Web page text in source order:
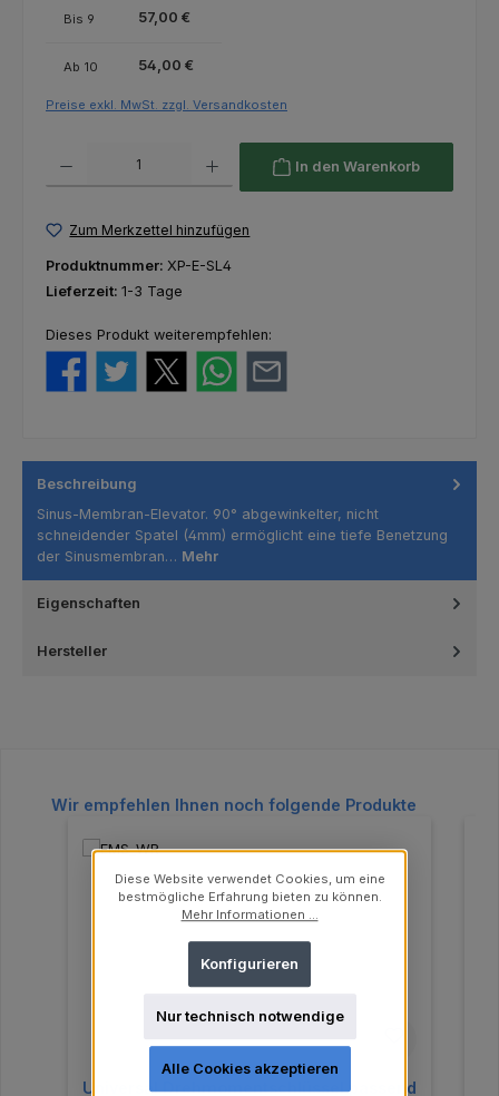
Bis 9 57,00 €
Ab 10 54,00 €
Preise exkl. MwSt. zzgl. Versandkosten
In den Warenkorb
Zum Merkzettel hinzufügen
Produktnummer: XP-E-SL4
Lieferzeit: 1-3 Tage
Dieses Produkt weiterempfehlen:
Beschreibung
Sinus-Membran-Elevator. 90° abgewinkelter, nicht
schneidender Spatel (4mm) ermöglicht eine tiefe Benetzung
der Sinusmembran… Mehr
Eigenschaften
Hersteller
Produktgalerie überspringen
Wir empfehlen Ihnen noch folgende Produkte
Universal Drehmomentschlüssel passend
Diese Website verwendet Cookies, um eine
bestmögliche Erfahrung bieten zu können.
Mehr Informationen ...
Nur technisch notwendige
Konfigurieren
Alle Cookies akzeptieren